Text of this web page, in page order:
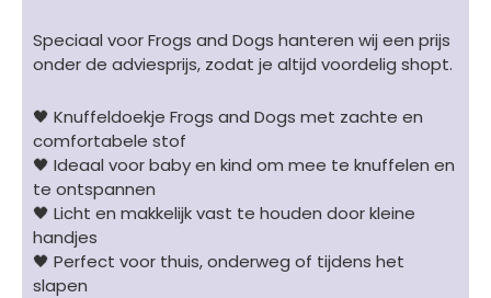
Speciaal voor Frogs and Dogs hanteren wij een prijs
onder de adviesprijs, zodat je altijd voordelig shopt.
🖤 Knuffeldoekje Frogs and Dogs met zachte en
comfortabele stof
🖤 Ideaal voor baby en kind om mee te knuffelen en
te ontspannen
🖤 Licht en makkelijk vast te houden door kleine
handjes
🖤 Perfect voor thuis, onderweg of tijdens het
slapen